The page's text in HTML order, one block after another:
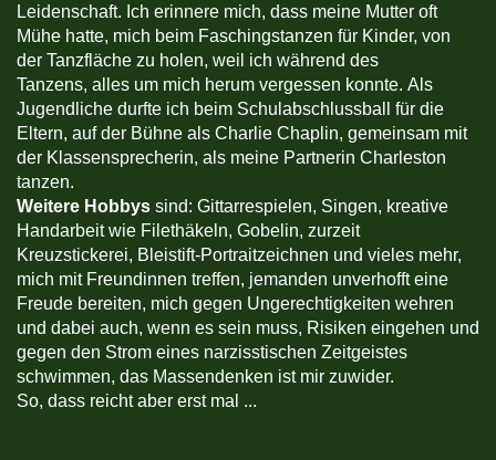
Leidenschaft. Ich erinnere mich, dass meine Mutter oft
Mühe hatte, mich beim Faschingstanzen für Kinder, von
der Tanzfläche zu holen, weil ich während des
Tanzens, alles um mich herum vergessen konnte. Als
Jugendliche durfte ich beim Schulabschlussball für die
Eltern, auf der Bühne als Charlie Chaplin, gemeinsam mit
der Klassensprecherin, als meine Partnerin Charleston
tanzen.
Weitere Hobbys sind: Gittarrespielen, Singen, kreative
Handarbeit wie Filethäkeln, Gobelin, zurzeit
Kreuzstickerei, Bleistift-Portraitzeichnen und vieles mehr,
mich mit Freundinnen treffen, jemanden unverhofft eine
Freude bereiten, mich gegen Ungerechtigkeiten wehren
und dabei auch, wenn es sein muss, Risiken eingehen und
gegen den Strom eines narzisstischen Zeitgeistes
schwimmen, das Massendenken ist mir zuwider.
So, dass reicht aber erst mal ...